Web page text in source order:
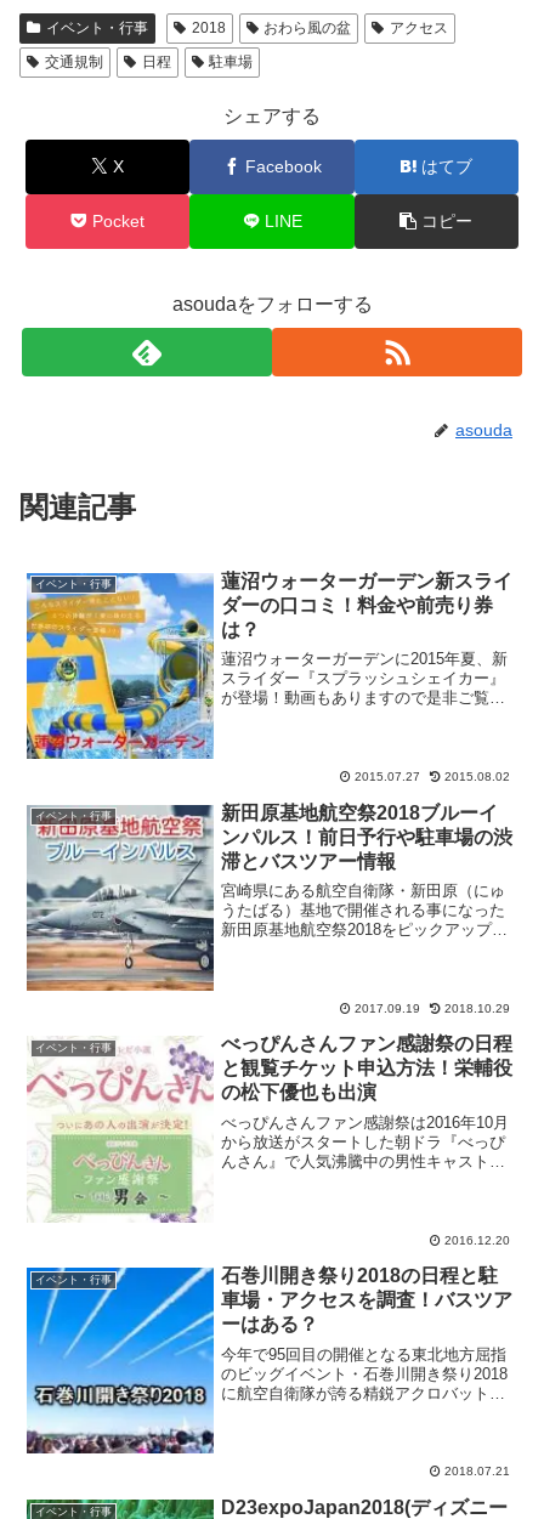
イベント・行事 2018 おわら風の盆
アクセス
交通規制
日程 駐車場
シェアする
X Facebook はてブ
Pocket LINE コピー
asoudaをフォローする
asouda
関連記事
イベント・行事
蓮沼ウォーターガーデン新スライ
ダーの口コミ！料金や前売り券
は？
蓮沼ウォーターガーデンに2015年夏、新
スライダー『スプラッシュシェイカー』
が登場！動画もありますので是非ご覧く
報、入場料金や前売...2015.07.27 2015.08.02
イベント・行事
新田原基地航空祭2018ブルーイ
ンパルス！前日予行や駐車場の渋
滞とバスツアー情報
宮崎県にある航空自衛隊・新田原（にゅ
うたばる）基地で開催される事になった
新田原基地航空祭2018をピックアップ！
スが参戦するよ... 2017.09.19 2018.10.29
イベント・行事
べっぴんさんファン感謝祭の日程
と観覧チケット申込方法！栄輔役
の松下優也も出演
べっぴんさんファン感謝祭は2016年10月
から放送がスタートした朝ドラ『べっぴ
んさん』で人気沸騰中の男性キャストが
2016.12.20
イベント・行事
石巻川開き祭り2018の日程と駐
車場・アクセスを調査！バスツア
ーはある？
今年で95回目の開催となる東北地方屈指
のビッグイベント・石巻川開き祭り2018
に航空自衛隊が誇る精鋭アクロバットチ
2018.07.21
イベント・行事
D23expoJapan2018(ディズニー